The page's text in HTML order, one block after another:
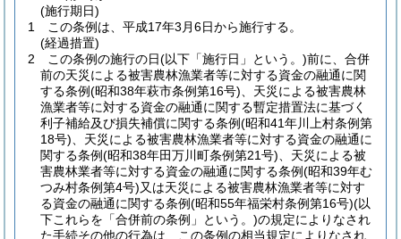
(施行期日)
1
この条例は、平成17年3月6日から施行する。
(経過措置)
2
この条例の施行の日(以下「施行日」という。)前に、合併
前の天災による被害農林漁業者等に対する資金の融通に関
する条例(昭和38年萩市条例第16号) 、天災による被害農林
漁業者等に対する資金の融通に関する暫定措置法に基づく
利子補給及び損失補償に関する条例(昭和41年川上村条例第
18号) 、天災による被害農林漁業者等に対する資金の融通に
関する条例(昭和38年田万川町条例第21号) 、天災による被
害農林業者等に対する資金の融通に関する条例(昭和39年む
つみ村条例第4号)又は天災による被害農林漁業者等に対す
る資金の融通に関する条例(昭和55年福栄村条例第16号)(以
下これらを「合併前の条例」という。)の規定によりなされ
た手続その他の行為は、この条例の相当規定によりなされ